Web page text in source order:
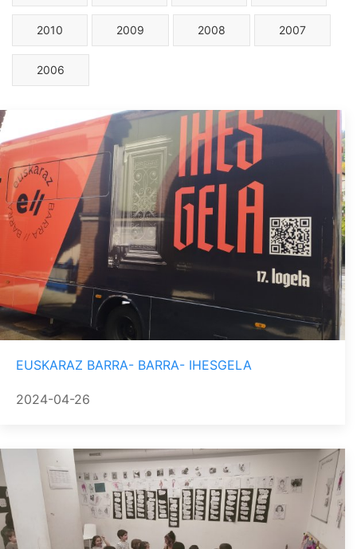
2010 2009 2008 2007
2006
EUSKARAZ BARRA- BARRA- IHESGELA
2024-04-26